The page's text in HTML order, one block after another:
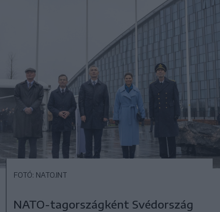
FOTÓ: NATO.INT
NATO-tagországként Svédország